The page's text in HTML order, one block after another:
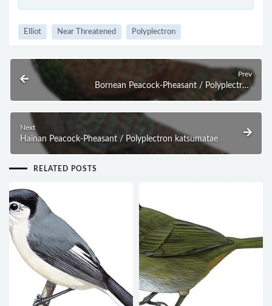
Elliot Near Threatened Polyplectron
Prev
Bornean Peacock-Pheasant / Polyplectron
schleiermacheri
Next
Hainan Peacock-Pheasant / Polyplectron katsumatae
RELATED POSTS